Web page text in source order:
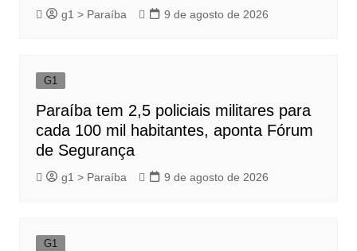
g1 > Paraíba 9 de agosto de 2026
G1
Paraíba tem 2,5 policiais militares para
cada 100 mil habitantes, aponta Fórum
de Segurança
g1 > Paraíba 9 de agosto de 2026
G1